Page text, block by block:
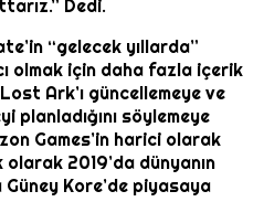
Dedi.
“gelecek yıllarda”
olmak için daha fazla içerik
Ark’ı güncellemeye ve
planladığını söylemeye
Games’in harici olarak
2019’da dünyanın
Kore’de piyasaya